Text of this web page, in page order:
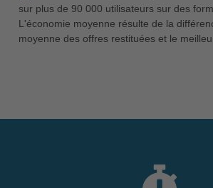
sur plus de 90 000 utilisateurs sur des
L'économie moyenne résulte de la
moyenne des offres restituées et le